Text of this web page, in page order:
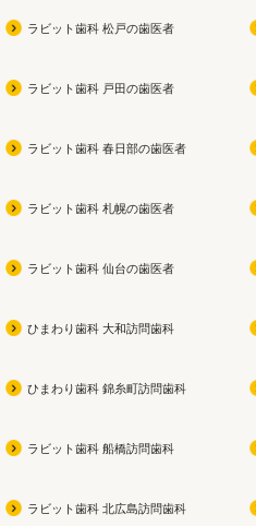
ラビット歯科 松戸の歯医者
ラビット歯科 戸田の歯医者
ラビット歯科 春日部の歯医者
ラビット歯科 札幌の歯医者
ラビット歯科 仙台の歯医者
ひまわり歯科 大和訪問歯科
ひまわり歯科 錦糸町訪問歯科
ラビット歯科 船橋訪問歯科
ラビット歯科 北広島訪問歯科